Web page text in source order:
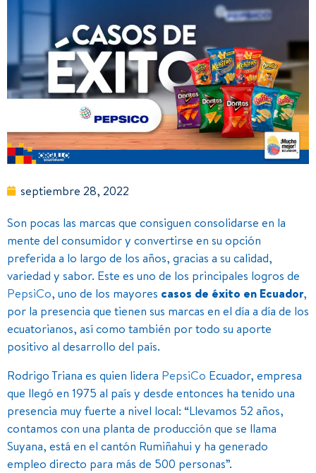
septiembre 28, 2022
Son pocas las marcas que consiguen consolidarse en la
mente del consumidor y convertirse en su opción
preferida a lo largo de los años, gracias a su calidad,
variedad y sabor. Este es uno de los principales logros de
PepsiCo, uno de los mayores casos de éxito en Ecuador,
por la presencia que tienen sus marcas en el día a día de los
ecuatorianos, así como también por todo su aporte
positivo al desarrollo del país.
Rodrigo Triana es quien lidera PepsiCo Ecuador, empresa
que llegó en 1975 al país y desde entonces ha tenido una
presencia muy fuerte a nivel local: “Llevamos 52 años,
contamos con una planta de producción que se llama
Suyana, está en el cantón Rumiñahui y ha generado
empleo directo para más de 500 personas”.